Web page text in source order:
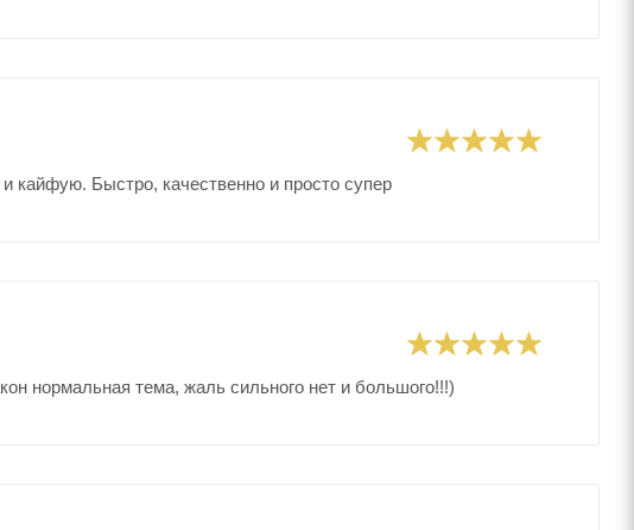
кайфую. Быстро, качественно и просто супер
нормальная тема, жаль сильного нет и большого!!!)